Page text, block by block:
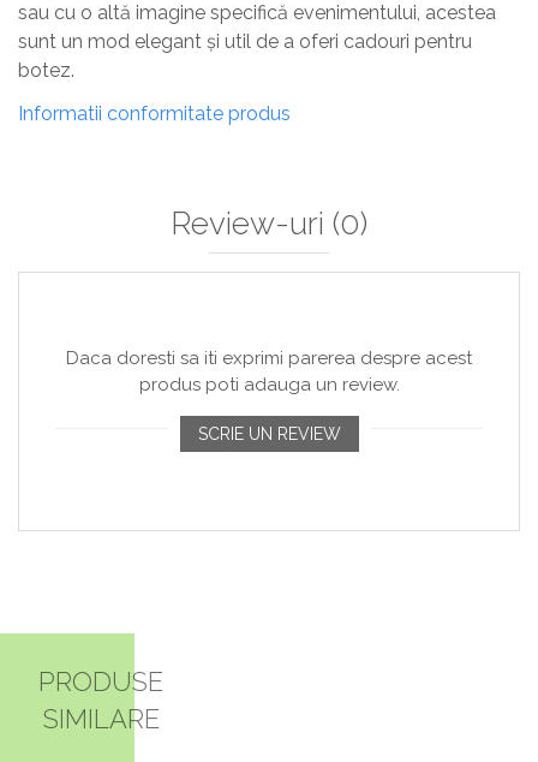
sau cu o altă imagine specifică evenimentului, acestea
sunt un mod elegant și util de a oferi cadouri pentru
botez.
Informatii conformitate produs
Review-uri (0)
Daca doresti sa iti exprimi parerea despre acest
produs poti adauga un review.
SCRIE UN REVIEW
PRODUSE
SIMILARE